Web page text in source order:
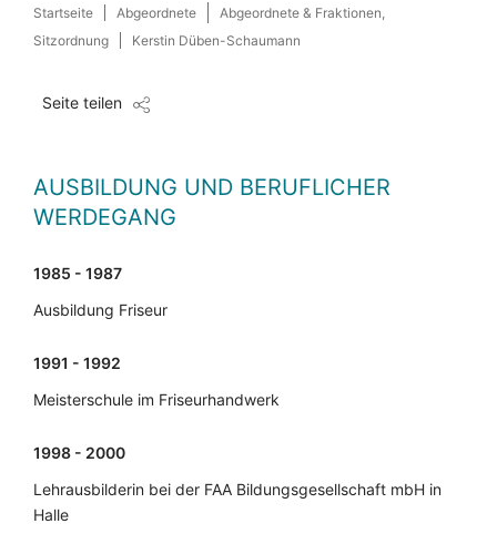
Startseite Abgeordnete
Abgeordnete & Fraktionen,
Sitzordnung
Kerstin Düben-Schaumann
Seite teilen
AUSBILDUNG UND BERUFLICHER
WERDEGANG
1985 - 1987
Ausbildung Friseur
1991 - 1992
Meisterschule im Friseurhandwerk
1998 - 2000
Lehrausbilderin bei der FAA Bildungsgesellschaft mbH in
Halle